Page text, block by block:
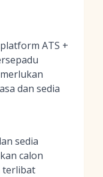
ATS +
dan sedia
sedia
calon
terlibat